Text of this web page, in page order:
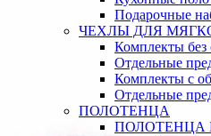
Подарочные
ЧЕХЛЫ ДЛЯ
Комплекты без
Отдельные
Комплекты с
Отдельные
ПОЛОТЕНЦА
ПОЛОТЕНЦА